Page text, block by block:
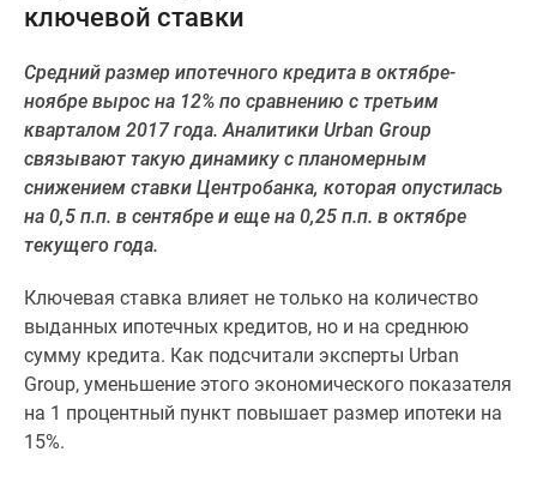
карте
предложения
Коммерческие
помещения
Продавцы
застройщики
Панорамы
Видеообзор
новостроек
Экспертиза
новостроек
Экология
Москвы
ключевой ставки
Средний размер ипотечного кредита в октябре-
ноябре вырос на 12% по сравнению с третьим
кварталом 2017 года. Аналитики Urban Group
связывают такую динамику с планомерным
снижением ставки Центробанка, которая опустилась
на 0,5 п.п. в сентябре и еще на 0,25 п.п. в октябре
текущего года.
Ключевая ставка влияет не только на количество
выданных ипотечных кредитов, но и на среднюю
сумму кредита. Как подсчитали эксперты Urban
Group, уменьшение этого экономического показателя
на 1 процентный пункт повышает размер ипотеки на
15%.